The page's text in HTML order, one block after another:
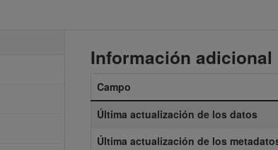
Información adicional
Campo
Última actualización de los datos
Última actualización de los